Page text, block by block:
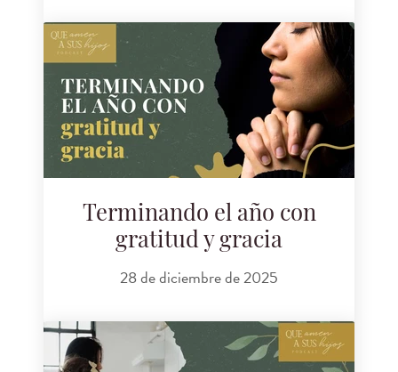
Terminando el año con
gratitud y gracia
28 de diciembre de 2025